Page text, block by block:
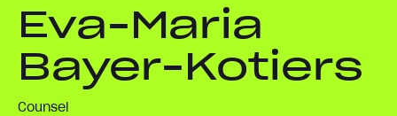
Eva-Maria
Bayer-Kotiers
Counsel